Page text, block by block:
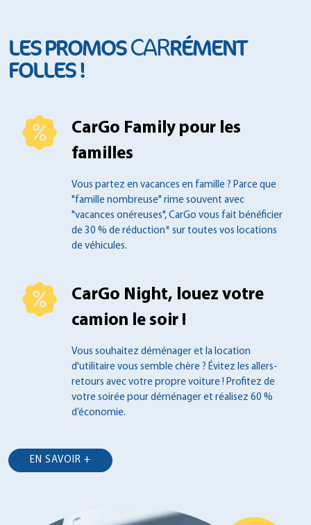
LES PROMOSCARRÉMENT
FOLLES !
CarGo Family pour les
familles
Vous partez en vacances en famille ? Parce que
"famille nombreuse" rime souvent avec
"vacances onéreuses", CarGo vous fait bénéficier
de 30 % de réduction* sur toutes vos locations
de véhicules.
CarGo Night, louez votre
camion le soir !
Vous souhaitez déménager et la location
d'utilitaire vous semble chère ? Évitez les allers-
retours avec votre propre voiture ! Profitez de
votre soirée pour déménager et réalisez 60 %
d’économie.
EN SAVOIR +